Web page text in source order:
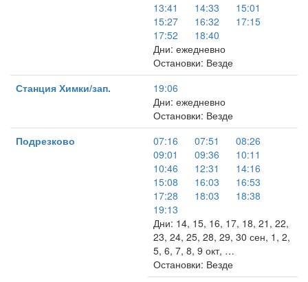
13:41
14:33
15:01
15:27
16:32
17:15
17:52
18:40
Дни: ежедневно
Остановки: Везде
Станция Химки/зап.
19:06
Дни: ежедневно
Остановки: Везде
Подрезково
07:16 07:51
08:26
09:01
09:36
10:11
10:46
12:31
14:16
15:08
16:03
16:53
17:28
18:03
18:38
19:13
Дни: 14, 15, 16, 17, 18, 21, 22,
23, 24, 25, 28, 29, 30 сен, 1, 2,
5, 6, 7, 8, 9 окт, …
Остановки: Везде